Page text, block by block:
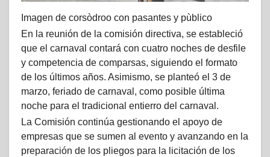
Imagen de corsòdroo con pasantes y pùblico
En la reunión de la comisión directiva, se estableció
que el carnaval contará con cuatro noches de desfile
y competencia de comparsas, siguiendo el formato
de los últimos años. Asimismo, se planteó el 3 de
marzo, feriado de carnaval, como posible última
noche para el tradicional entierro del carnaval.
La Comisión continúa gestionando el apoyo de
empresas que se sumen al evento y avanzando en la
preparación de los pliegos para la licitación de los